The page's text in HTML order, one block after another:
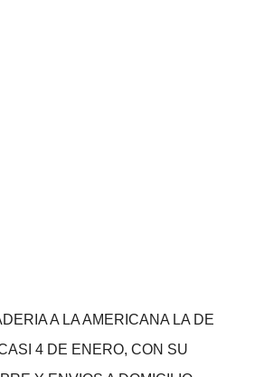
A LA AMERICANA LA DE
4 DE ENERO, CON SU